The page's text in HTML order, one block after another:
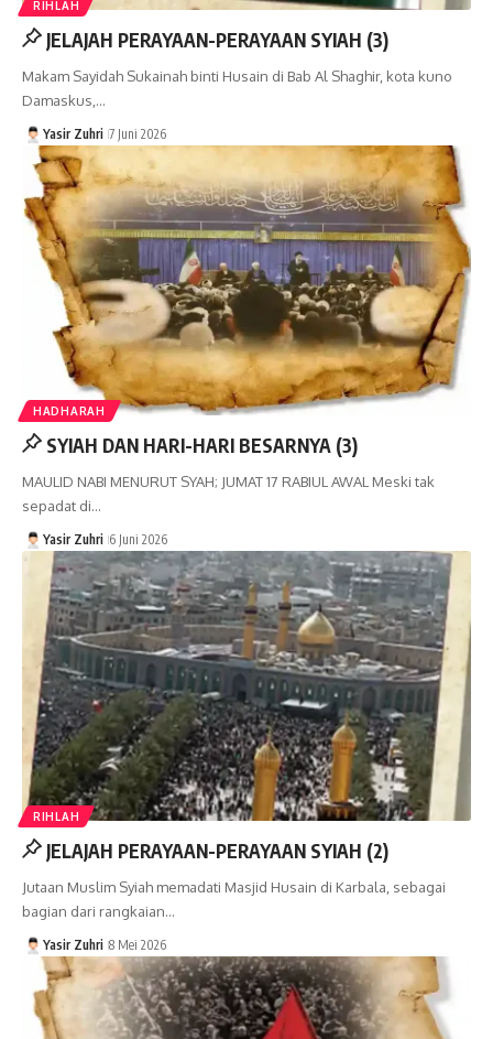
RIHLAH
JELAJAH PERAYAAN-PERAYAAN SYIAH (3)
Makam Sayidah Sukainah binti Husain di Bab Al Shaghir, kota kuno
Damaskus,…
Yasir Zuhri 7 Juni 2026
HADHARAH
SYIAH DAN HARI-HARI BESARNYA (3)
MAULID NABI MENURUT SYAH; JUMAT 17 RABIUL AWAL Meski tak
sepadat di…
Yasir Zuhri 6 Juni 2026
RIHLAH
JELAJAH PERAYAAN-PERAYAAN SYIAH (2)
Jutaan Muslim Syiah memadati Masjid Husain di Karbala, sebagai
bagian dari rangkaian…
Yasir Zuhri 8 Mei 2026